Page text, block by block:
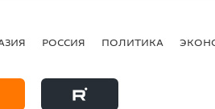
РОССИЯ ПОЛИТИКА